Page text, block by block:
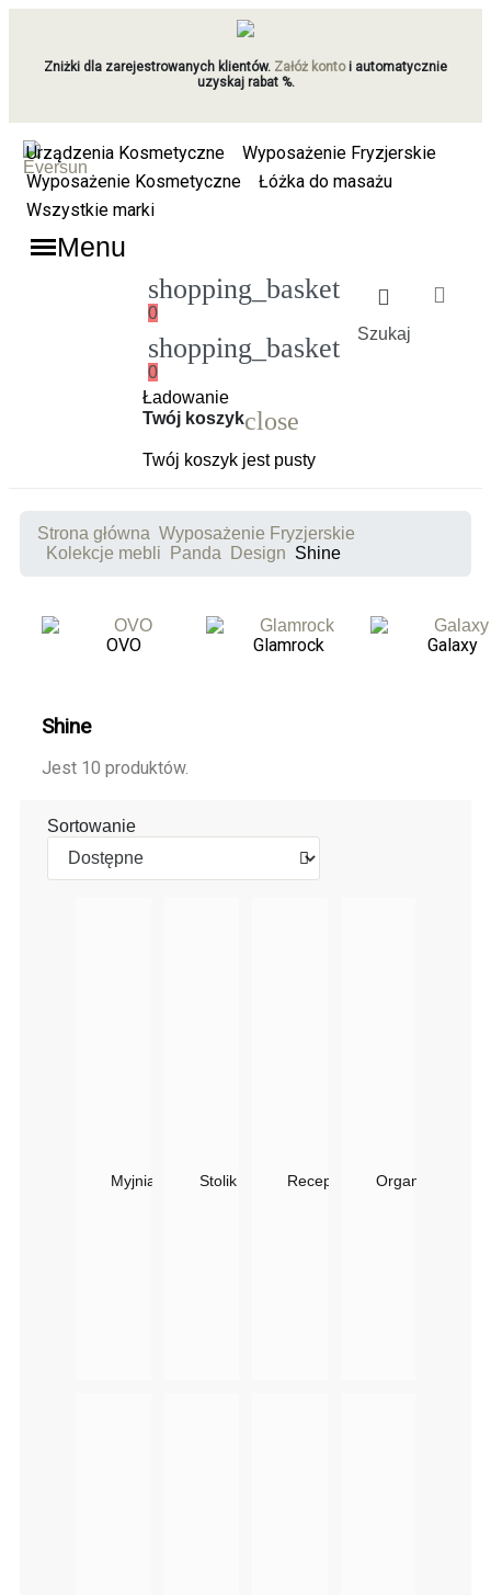
Zniżki dla zarejestrowanych klientów. Załóż kontoi automatycznie
uzyskaj rabat %.
Szukaj
shopping_basket
0
shopping_basket
0
Ładowanie
Twój koszykclose
Twój koszyk jest pusty
Urządzenia Kosmetyczne
Wyposażenie Fryzjerskie
Wyposażenie Kosmetyczne
Łóżka do masażu
Wszystkie marki
Menu
Strona główna Wyposażenie Fryzjerskie
Kolekcje mebli
Panda Design Shine
OVO Glamrock Galaxy
Shine
Jest 10 produktów.
Sortowanie
Myjnia Fryzjerska SHINE Panda LUX Z Masażem
Stolik Do Poczekalni Shine Panda | Płyta
Recepcja Kosmetyczna
Organizer Na